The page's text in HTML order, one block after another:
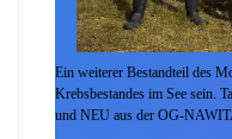
Ein weiterer Bestandteil des
Krebsbestandes im See sein.
und NEU aus der OG-